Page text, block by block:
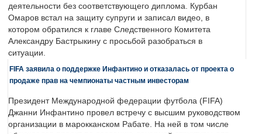
деятельности без соответствующего диплома. Курбан
Омаров встал на защиту супруги и записал видео, в
котором обратился к главе Следственного Комитета
Александру Бастрыкину с просьбой разобраться в
ситуации.
FIFA заявила о поддержке Инфантино и отказалась от проекта о
продаже прав на чемпионаты частным инвесторам
Президент Международной федерации футбола (FIFA)
Джанни Инфантино провел встречу с высшим руководством
организации в марокканском Рабате. На ней в том числе